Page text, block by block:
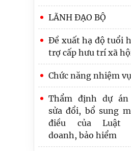
LÃNH ĐẠO BỘ
Đề xuất hạ độ tuổi
trợ cấp hưu trí xã
Chức năng nhiệm vụ
Thẩm định dự án
sửa đổi, bổ sung
điều của Luật
doanh, bảo hiểm
Tạo đột phá, nâng
hiệu quả công tác tổ
thi hành pháp luật
Bảo đảm Đề án
lược hoàn thiện hệ
pháp luật Việt Nam
kỷ nguyên mới”
khả thi, giá trị
cao